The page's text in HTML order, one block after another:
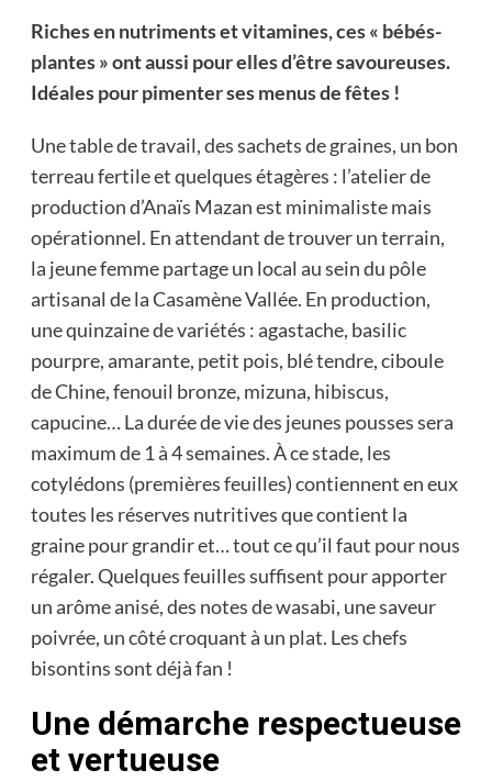
Riches en nutriments et vitamines, ces « bébés-
plantes » ont aussi pour elles d’être savoureuses.
Idéales pour pimenter ses menus de fêtes !
Une table de travail, des sachets de graines, un bon
terreau fertile et quelques étagères : l’atelier de
production d’Anaïs Mazan est minimaliste mais
opérationnel. En attendant de trouver un terrain,
la jeune femme partage un local au sein du pôle
artisanal de la Casamène Vallée. En production,
une quinzaine de variétés : agastache, basilic
pourpre, amarante, petit pois, blé tendre, ciboule
de Chine, fenouil bronze, mizuna, hibiscus,
capucine… La durée de vie des jeunes pousses sera
maximum de 1 à 4 semaines. À ce stade, les
cotylédons (premières feuilles) contiennent en eux
toutes les réserves nutritives que contient la
graine pour grandir et… tout ce qu’il faut pour nous
régaler. Quelques feuilles suffisent pour apporter
un arôme anisé, des notes de wasabi, une saveur
poivrée, un côté croquant à un plat. Les chefs
bisontins sont déjà fan !
Une démarche respectueuse
et vertueuse